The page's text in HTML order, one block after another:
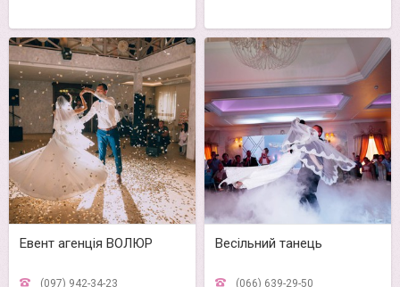
Евент агенція ВОЛЮР
(097) 942-34-23
Весільний танець
(066) 639-29-50